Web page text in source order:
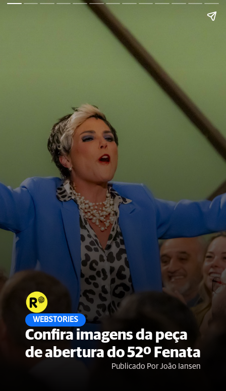
WEBSTORIES
Confira imagens da peça
de abertura do 52º Fenata
Publicado Por João Iansen